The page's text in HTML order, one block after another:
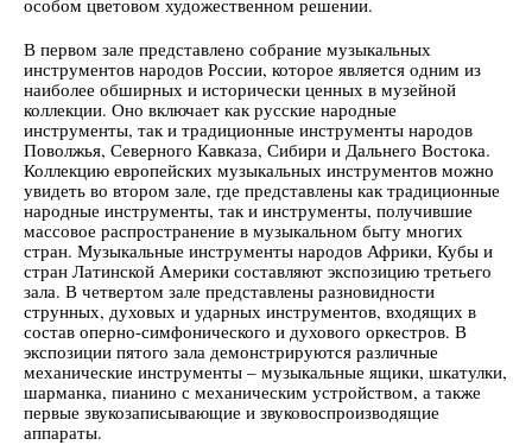
особом цветовом художественном решении.
В первом зале представлено собрание музыкальных
инструментов народов России, которое является одним из
наиболее обширных и исторически ценных в музейной
коллекции. Оно включает как русские народные
инструменты, так и традиционные инструменты народов
Поволжья, Северного Кавказа, Сибири и Дальнего Востока.
Коллекцию европейских музыкальных инструментов можно
увидеть во втором зале, где представлены как традиционные
народные инструменты, так и инструменты, получившие
массовое распространение в музыкальном быту многих
стран. Музыкальные инструменты народов Африки, Кубы и
стран Латинской Америки составляют экспозицию третьего
зала. В четвертом зале представлены разновидности
струнных, духовых и ударных инструментов, входящих в
состав оперно-симфонического и духового оркестров. В
экспозиции пятого зала демонстрируются различные
механические инструменты – музыкальные ящики, шкатулки,
шарманка, пианино с механическим устройством, а также
первые звукозаписывающие и звуковоспроизводящие
аппараты.